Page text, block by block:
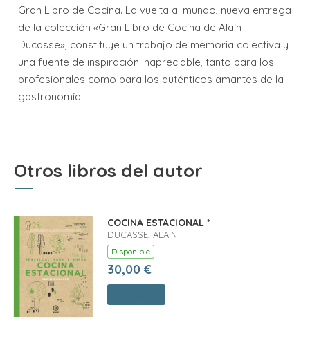
Gran Libro de Cocina. La vuelta al mundo, nueva entrega
de la colección «Gran Libro de Cocina de Alain
Ducasse», constituye un trabajo de memoria colectiva y
una fuente de inspiración inapreciable, tanto para los
profesionales como para los auténticos amantes de la
gastronomía.
Otros libros del autor
COCINA ESTACIONAL *
DUCASSE, ALAIN
Disponible
30,00 €